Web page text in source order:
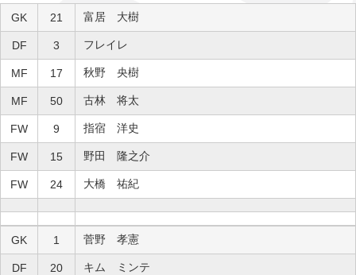
GK 21 富居 大樹
DF 3 フレイレ
MF 17 秋野 央樹
MF 50 古林 将太
FW 9 指宿 洋史
FW 15 野田 隆之介
FW 24 大橋 祐紀
GK 1 菅野 孝憲
DF 20 キム ミンテ